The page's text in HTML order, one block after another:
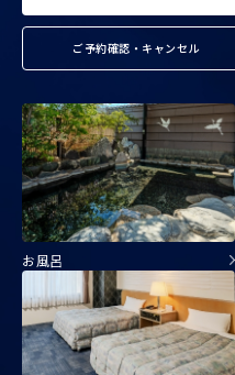
ご予約確認・キャンセル
お風呂